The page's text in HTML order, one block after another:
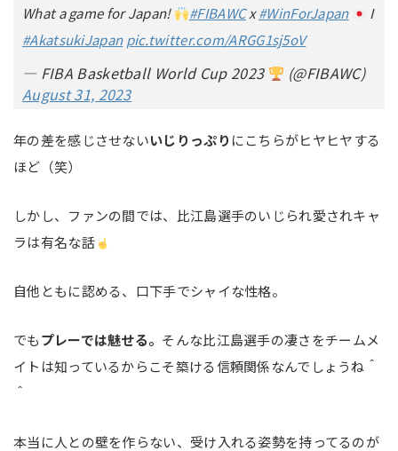
What a game for Japan! #FIBAWCx#WinForJapan
I
#AkatsukiJapan pic.twitter.com/ARGG1sj5oV
— FIBA Basketball World Cup 2023
(@FIBAWC)
August 31, 2023
年の差を感じさせないいじりっぷり にこちらがヒヤヒヤする
ほど（笑）
しかし、ファンの間では、比江島選手のいじられ愛されキャ
ラは有名な話
自他ともに認める、口下手でシャイな性格。
でもプレーでは魅せる。 そんな比江島選手の凄さをチームメ
イトは知っているからこそ築ける信頼関係なんでしょうね＾
＾
本当に人との壁を作らない、受け入れる姿勢を持ってるのが